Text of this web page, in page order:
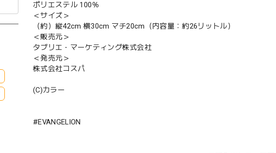
ポリエステル 100％
＜サイズ＞
（約）縦42cm 横30cm マチ20cm（内容量：約26リットル）
＜販売元＞
タブリエ・マーケティング株式会社
＜発売元＞
株式会社コスパ
(C)カラー
#EVANGELION